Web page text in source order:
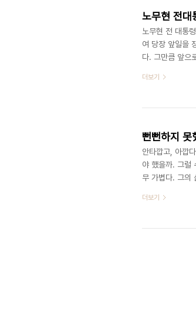
노무현 전대
노무현 전 대통
여 당장 앞일을
다. 그만큼 앞으
고 섣부른 판단
칠 파문, 그중에
더보기
뻔뻔하지 못
안타깝고, 아깝
야 했을까. 그럴
무 가볍다. 그의
께 찍어주는 그
각하지는 않는
더보기